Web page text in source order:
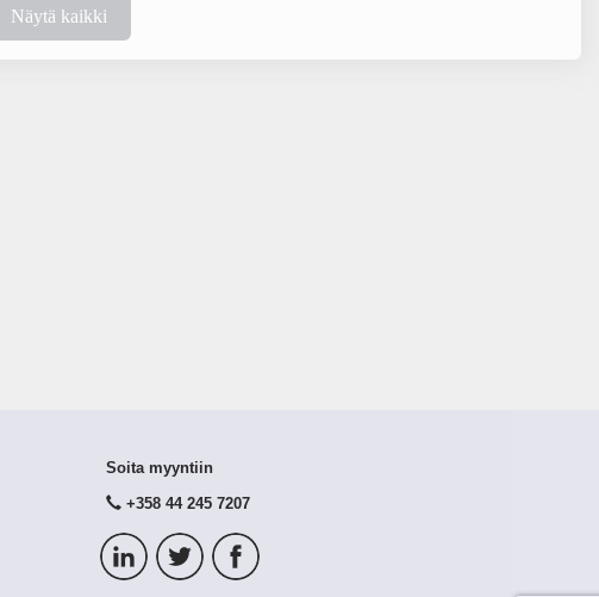
Näytä kaikki
Soita myyntiin
+358 44 245 7207